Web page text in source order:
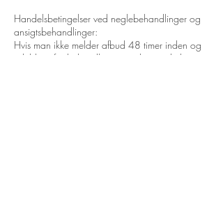
Handelsbetingelser ved neglebehandlinger og
ansigtsbehandlinger:
Hvis man ikke melder afbud 48 timer inden og
udebliver fra behandlingen, opkræves hele